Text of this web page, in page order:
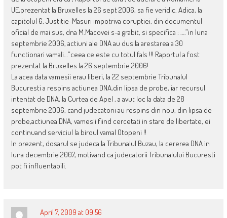
UE,prezentat la Bruxelles la 26 sept 2006, sa fie veridic. Adica, la
capitolul 6, Justitie-Masuri impotriva coruptiei, din documentul
oficial de mai sus, dna M.Macovei s-a grabit, si specifica : ….”in luna
septembrie 2006, actiuni ale DNA au dus la arestarea a 30
functionari vamali…”ceea ce este cu totul fals !!! Raportul a fost
prezentat la Bruxelles la 26 septembrie 2006!
La acea data vamesii erau liberi, la 22 septembrie Tribunalul
Bucuresti a respins actiunea DNA,din lipsa de probe, iar recursul
intentat de DNA, la Curtea de Apel , a avut loc la data de 28
septembrie 2006, cand judecatorii au respins din nou, din lipsa de
probe,actiunea DNA, vamesii fiind cercetati in stare de libertate, ei
continuand serviciul la biroul vamal Otopeni !!
In prezent, dosarul se judeca la Tribunalul Buzau, la cererea DNA in
luna decembrie 2007, motivand ca judecatorii Tribunalului Bucuresti
pot fi influentabili.
April 7, 2009 at 09:56